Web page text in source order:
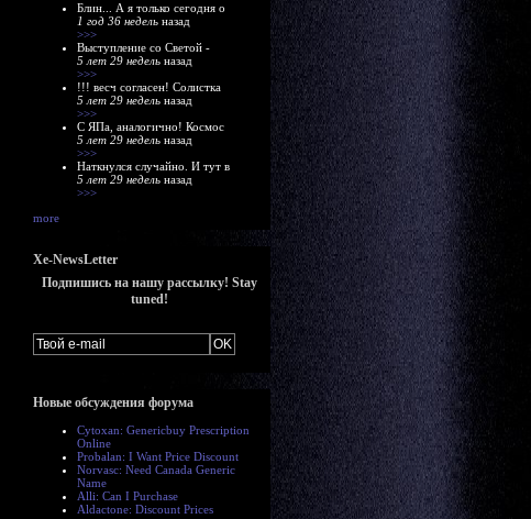
Блин... А я только сегодня о
1 год 36 недель назад
>>>
Выступление со Светой -
5 лет 29 недель назад
>>>
!!! весч согласен! Солистка
5 лет 29 недель назад
>>>
С ЯПа, аналогично! Космос
5 лет 29 недель назад
>>>
Наткнулся случайно. И тут в
5 лет 29 недель назад
>>>
more
Xe-NewsLetter
Подпишись на нашу рассылку! Stay
tuned!
Новые обсуждения форума
Cytoxan: Genericbuy Prescription
Online
Probalan: I Want Price Discount
Norvasc: Need Canada Generic
Name
Alli: Can I Purchase
Aldactone: Discount Prices